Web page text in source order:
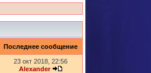
Последнее сообщение
23 окт 2018, 22:56
Alexander